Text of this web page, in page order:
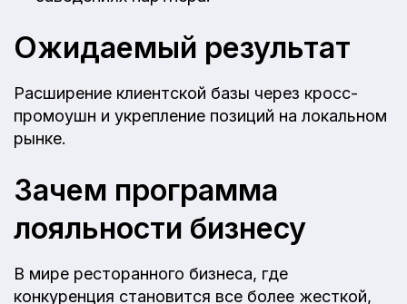
Ожидаемый результат
Расширение клиентской базы через кросс-
промоушн и укрепление позиций на локальном
рынке.
Зачем программа
лояльности бизнесу
В мире ресторанного бизнеса, где
конкуренция становится все более жесткой,